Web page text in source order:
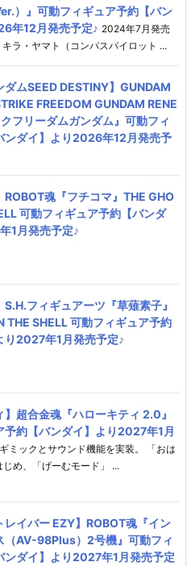
）』可動フィギュア予約【バン
年12月発売予定♪ 2024年7月発売
ラ・ヤマト（コンパスパイロット ...
ダムSEED DESTINY】GUNDAM
FREEDOM GUNDAM RENE
フリーダムガンダム』可動フィ
ンダイ】より2026年12月発売予
ROBOT魂『フチコマ』THE GHO
可動フィギュア予約【バンダ
1月発売予定♪
S.H.フィギュアーツ『草薙素子』
THE SHELL 可動フィギュア予約
り2027年1月発売予定♪
】超合金魂『ハローキティ 2.0』
予約【バンダイ】より2027年1月
ミックとサウンド機能を実装。 「おは
め、「げーむモード」 ...
レイバー EZY】ROBOT魂『イン
（AV-98Plus）2号機』可動フィ
ンダイ】より2027年1月発売予定